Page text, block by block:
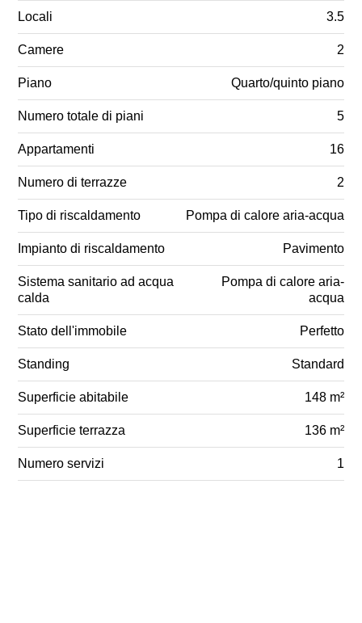
Locali 3.5
Camere 2
Piano Quarto/quinto piano
Numero totale di piani 5
Appartamenti 16
Numero di terrazze 2
Tipo di riscaldamento Pompa di calore aria-acqua
Impianto di riscaldamento Pavimento
Sistema sanitario ad acqua
calda
Pompa di calore aria-
acqua
Stato dell'immobile Perfetto
Standing Standard
Superficie abitabile 148 m²
Superficie terrazza 136 m²
Numero servizi 1